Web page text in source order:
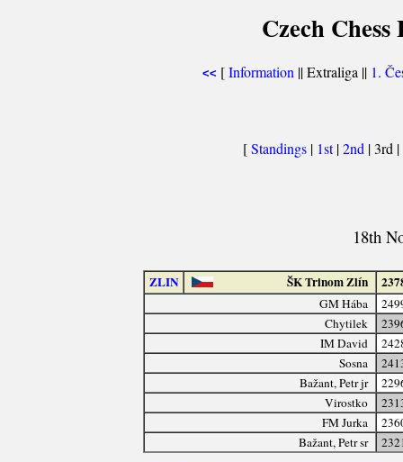
Czech
<< [Information || Extraliga || 1.
[Standings | 1st|2nd | 3rd |
18th
ZLIN ŠK Trinom Zlín
GM Hába
Chytilek
IM David
Sosna
Bažant, Petr jr
Virostko
FM Jurka
Bažant, Petr sr